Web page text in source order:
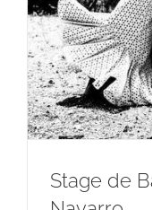
Stage de